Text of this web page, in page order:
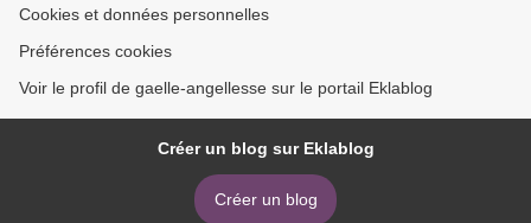
Cookies et données personnelles
Préférences cookies
Voir le profil de gaelle-angellesse sur le portail Eklablog
Créer un blog sur Eklablog
Créer un blog